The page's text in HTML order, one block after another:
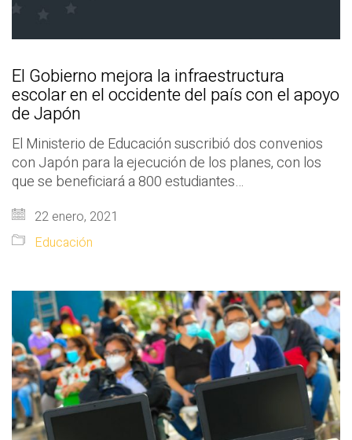
El Gobierno mejora la infraestructura
escolar en el occidente del país con el apoyo
de Japón
El Ministerio de Educación suscribió dos convenios
con Japón para la ejecución de los planes, con los
que se beneficiará a 800 estudiantes…
22 enero, 2021
Educación